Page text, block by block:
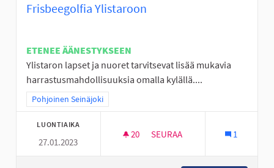
Frisbeegolfia Ylistaroon
ETENEE ÄÄNESTYKSEEN
Ylistaron lapset ja nuoret tarvitsevat lisää mukavia
harrastusmahdollisuuksia omalla kylällä....
Rajaa tulokset teeman mukaan: Pohjoinen Seinäjoki
Pohjoinen Seinäjoki
LUONTIAIKA
27.01.2023
20 20 SEURAAJAA
SEURAA 1